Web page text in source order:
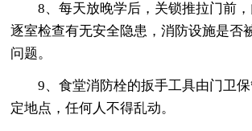
8、每天放晚学后，关锁推拉门前，
逐室检查有无安全隐患，消防设施是否
问题。
9、食堂消防栓的扳手工具由门卫保
定地点，任何人不得乱动。